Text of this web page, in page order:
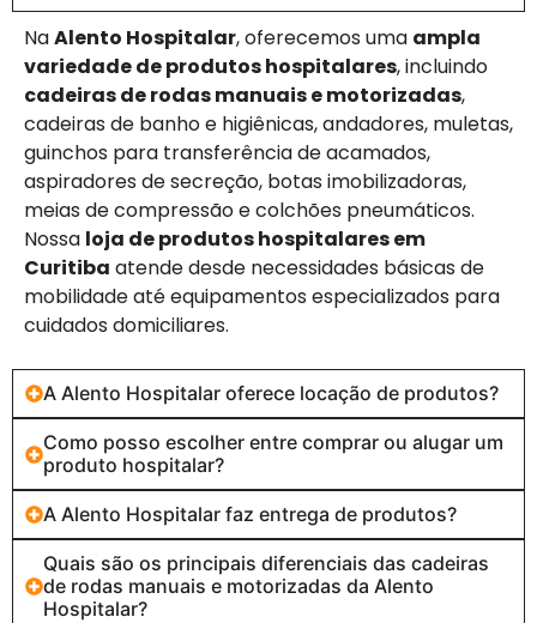
NaAlento Hospitalar, oferecemos uma ampla
variedade de produtos hospitalares, incluindo
cadeiras de rodas manuais e motorizadas,
cadeiras de banho e higiênicas, andadores, muletas,
guinchos para transferência de acamados,
aspiradores de secreção, botas imobilizadoras,
meias de compressão e colchões pneumáticos.
Nossa loja de produtos hospitalares em
Curitiba atende desde necessidades básicas de
mobilidade até equipamentos especializados para
cuidados domiciliares.
A Alento Hospitalar oferece locação de produtos?
Como posso escolher entre comprar ou alugar um
produto hospitalar?
A Alento Hospitalar faz entrega de produtos?
Quais são os principais diferenciais das cadeiras
de rodas manuais e motorizadas da Alento
Hospitalar?